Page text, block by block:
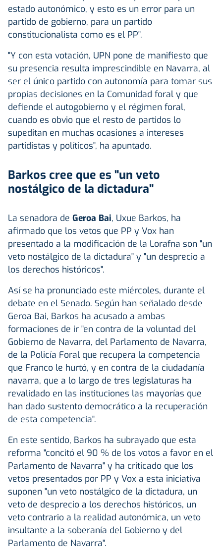
estado autonómico, y esto es un error para un
partido de gobierno, para un partido
constitucionalista como es el PP".
"Y con esta votación, UPN pone de manifiesto que
su presencia resulta imprescindible en Navarra, al
ser el único partido con autonomía para tomar sus
propias decisiones en la Comunidad foral y que
defiende el autogobierno y el régimen foral,
cuando es obvio que el resto de partidos lo
supeditan en muchas ocasiones a intereses
partidistas y políticos", ha apuntado.
Barkos cree que es "un veto
nostálgico de la dictadura"
La senadora de Geroa Bai, Uxue Barkos, ha
afirmado que los vetos que PP y Vox han
presentado a la modificación de la Lorafna son "un
veto nostálgico de la dictadura" y "un desprecio a
los derechos históricos".
Así se ha pronunciado este miércoles, durante el
debate en el Senado. Según han señalado desde
Geroa Bai, Barkos ha acusado a ambas
formaciones de ir "en contra de la voluntad del
Gobierno de Navarra, del Parlamento de Navarra,
de la Policía Foral que recupera la competencia
que Franco le hurtó, y en contra de la ciudadanía
navarra, que a lo largo de tres legislaturas ha
revalidado en las instituciones las mayorías que
han dado sustento democrático a la recuperación
de esta competencia".
En este sentido, Barkos ha subrayado que esta
reforma "concitó el 90 % de los votos a favor en el
Parlamento de Navarra" y ha criticado que los
vetos presentados por PP y Vox a esta iniciativa
suponen "un veto nostálgico de la dictadura, un
veto de desprecio a los derechos históricos, un
veto contrario a la realidad autonómica, un veto
insultante a la soberanía del Gobierno y del
Parlamento de Navarra".